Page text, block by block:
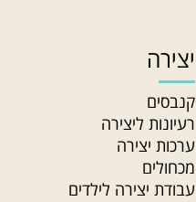
יצירה
קנבסים
רעיונות ליצירה
ערכות יצירה
מכחולים
עבודת יצירה לילדים